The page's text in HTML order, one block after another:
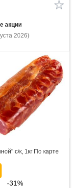
акции
2026)
с/к, 1кг По карте
-31%